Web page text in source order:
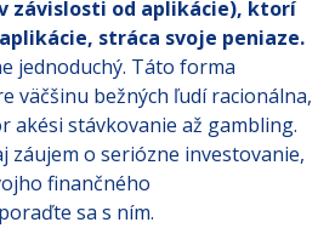
závislosti od aplikácie), ktorí
stráca svoje peniaze.
jednoduchý. Táto forma
väčšinu bežných ľudí racionálna,
akési stávkovanie až gambling.
záujem o seriózne investovanie,
finančného
sa s ním.